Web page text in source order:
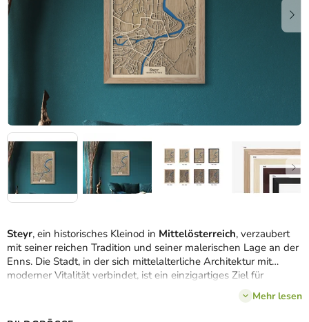
Steyr, ein historisches Kleinod in Mittelösterreich, verzaubert
mit seiner reichen Tradition und seiner malerischen Lage an der
Enns. Die Stadt, in der sich mittelalterliche Architektur mit
moderner Vitalität verbindet, ist ein einzigartiges Ziel für
Geschichts- und Kulturliebhaber. Die verschlungenen Straßen,
der Stadt Steyr am Zusammenfluss
mit der Enns
Mehr lesen